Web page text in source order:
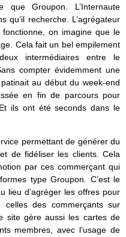
Groupon. L’Internaute
qu’il recherche. L’agrégateur
on imagine que le
Cela fait un bel empilement
intermédiaires entre le
compter évidemment une
au début du week-end
en fin de parcours pour
ils ont été seconds dans le
permettant de générer du
de fidéliser les clients. Cela
par ces commerçant qui
type Groupon. C’est le
lieu d’agréger les offres pour
celles des commerçants sur
site gère aussi les cartes de
membres, avec l’usage de